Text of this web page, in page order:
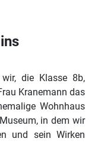
die Klasse 8b,
Kranemann das
Wohnhaus
in dem wir
und sein Wirken